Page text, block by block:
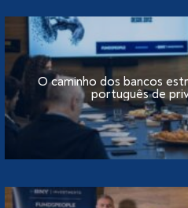
O caminho dos bancos
português de